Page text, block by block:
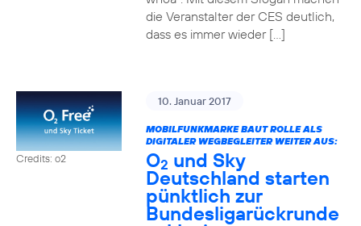
die Veranstalter der CES deutlich,
dass es immer wieder […]
Credits: o2
10. Januar 2017
MOBILFUNKMARKE BAUT ROLLE ALS
DIGITALER WEGBEGLEITER WEITER AUS:
O2 und Sky
Deutschland starten
pünktlich zur
Bundesligarückrunde